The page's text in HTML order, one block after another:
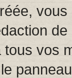
vos